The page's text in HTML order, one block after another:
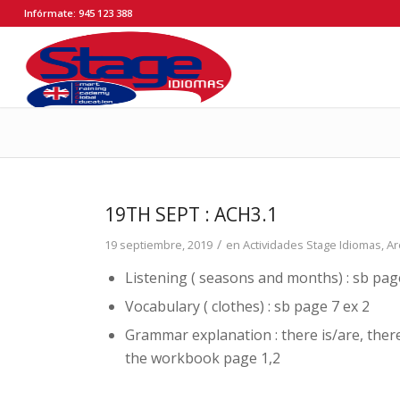
Infórmate: 945 123 388
19TH SEPT : ACH3.1
19 septiembre, 2019 / enActividades Stage Idiomas,
Listening ( seasons and months) : sb
Vocabulary ( clothes) : sb page 7 ex 2
Grammar explanation : there is/are,
the workbook page 1,2